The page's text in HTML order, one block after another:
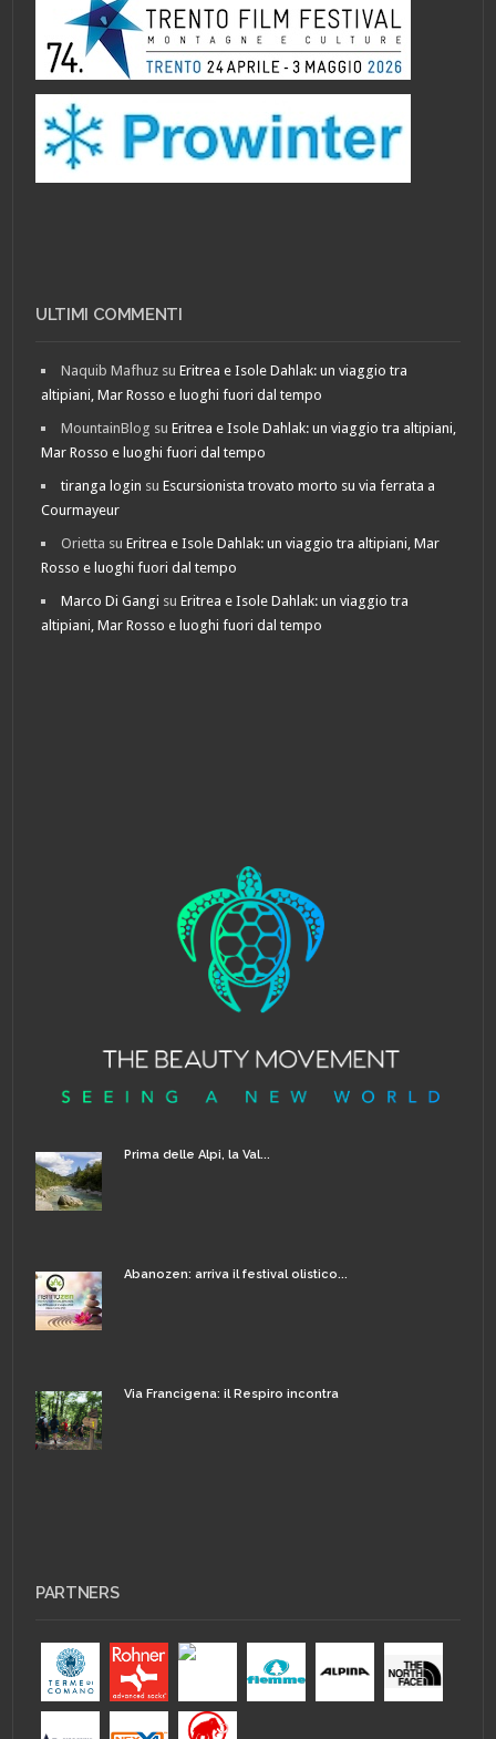
ULTIMI COMMENTI
Naquib Mafhuz suEritrea e Isole Dahlak: un viaggio tra
altipiani, Mar Rosso e luoghi fuori dal tempo
MountainBlog suEritrea e Isole Dahlak: un viaggio tra altipiani,
Mar Rosso e luoghi fuori dal tempo
tiranga login suEscursionista trovato morto su via ferrata a
Courmayeur
Orietta suEritrea e Isole Dahlak: un viaggio tra altipiani, Mar
Rosso e luoghi fuori dal tempo
Marco Di Gangi suEritrea e Isole Dahlak: un viaggio tra
altipiani, Mar Rosso e luoghi fuori dal tempo
Prima delle Alpi, la Val...
Abanozen: arriva il festival olistico...
Via Francigena: il Respiro incontra
PARTNERS